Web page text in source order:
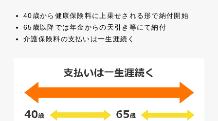
40歳から健康保険料に上乗せされる形で納付開始
65歳以降では年金からの天引き等にて納付
介護保険料の支払いは一生涯続く